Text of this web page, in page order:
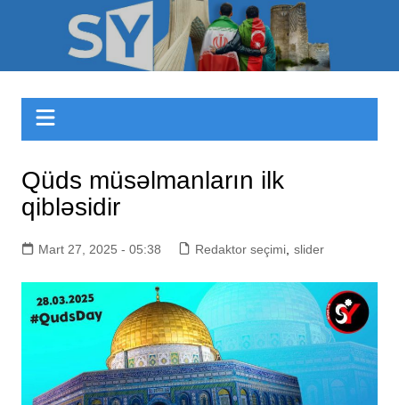
Sizinyol.org
Qüds müsəlmanların ilk
qibləsidir
Mart 27, 2025 - 05:38 Redaktor seçimi, slider